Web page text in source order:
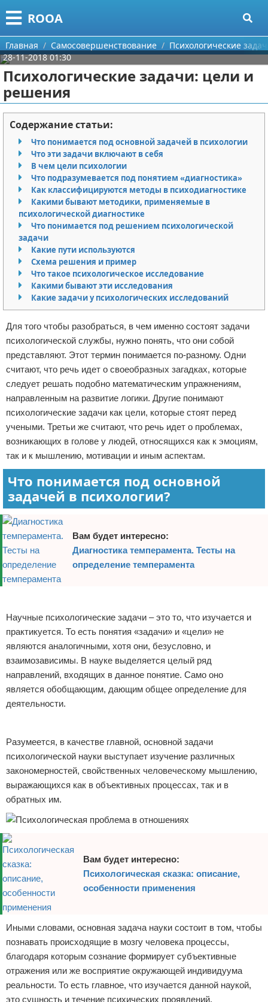
ROOA
Меню
Главная
Категории
Рукоделие
Программирование
Бизнес
Красота
Мода
Отношения
Самосовершенствование
Финансы
Поиск
О проекте
Контакты
Сотрудничество
Размещение рекламы
Для правообладателей
Условия предоставления информации
Отказ от ответственности
Главная Самосовершенствование
Психологические
28-11-2018 01:30
Психологические задачи: цели и
решения
Содержание статьи:
Что понимается под основной задачей в психологии
Что эти задачи включают в себя
В чем цели психологии
Что подразумевается под понятием «диагностика»
Как классифицируются методы в психодиагностике
Какими бывают методики, применяемые в
психологической диагностике
Что понимается под решением психологической
задачи
Какие пути используются
Схема решения и пример
Что такое психологическое исследование
Какими бывают эти исследования
Какие задачи у психологических исследований
Для того чтобы разобраться, в чем именно состоят задачи
психологической службы, нужно понять, что они собой
представляют. Этот термин понимается по-разному. Одни
считают, что речь идет о своеобразных загадках, которые
следует решать подобно математическим упражнениям,
направленным на развитие логики. Другие понимают
психологические задачи как цели, которые стоят перед
учеными. Третьи же считают, что речь идет о проблемах,
возникающих в голове у людей, относящихся как к эмоциям,
так и к мышлению, мотивации и иным аспектам.
Что понимается под основной
задачей в психологии?
Вам будет интересно:
Диагностика темперамента. Тесты на
определение темперамента
Научные психологические задачи – это то, что изучается и
практикуется. То есть понятия «задачи» и «цели» не
являются аналогичными, хотя они, безусловно, и
взаимозависимы. В науке выделяется целый ряд
направлений, входящих в данное понятие. Само оно
является обобщающим, дающим общее определение для
деятельности.
Разумеется, в качестве главной, основной задачи
психологической науки выступает изучение различных
закономерностей, свойственных человеческому мышлению,
выражающихся как в объективных процессах, так и в
обратных им.
Вам будет интересно:
Психологическая сказка: описание,
особенности применения
Иными словами, основная задача науки состоит в том, чтобы
познавать происходящие в мозгу человека процессы,
благодаря которым сознание формирует субъективные
отражения или же восприятие окружающей индивидуума
реальности. То есть главное, что изучается данной наукой,
это сущность и течение психических проявлений.